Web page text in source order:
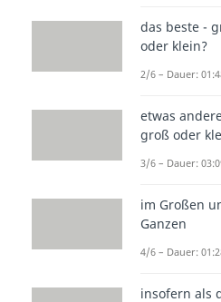
das beste -
oder klein?
2/6 – Dauer:
etwas
groß oder
3/6 – Dauer:
im Großen
Ganzen
4/6 – Dauer:
insofern als